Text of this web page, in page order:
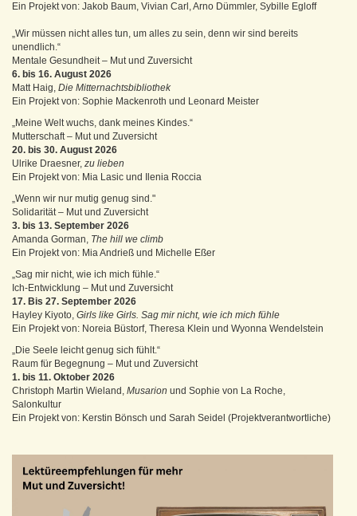
Ein Projekt von: Jakob Baum, Vivian Carl, Arno Dümmler, Sybille Egloff
„Wir müssen nicht alles tun, um alles zu sein, denn wir sind bereits
unendlich.“
Mentale Gesundheit – Mut und Zuversicht
6. bis 16. August 2026
Matt Haig, Die Mitternachtsbibliothek
Ein Projekt von: Sophie Mackenroth und Leonard Meister
„Meine Welt wuchs, dank meines Kindes.“
Mutterschaft – Mut und Zuversicht
20. bis 30. August 2026
Ulrike Draesner, zu lieben
Ein Projekt von: Mia Lasic und Ilenia Roccia
„Wenn wir nur mutig genug sind."
Solidarität – Mut und Zuversicht
3. bis 13. September 2026
Amanda Gorman, The hill we climb
Ein Projekt von: Mia Andrieß und Michelle Eßer
„Sag mir nicht, wie ich mich fühle.“
Ich-Entwicklung – Mut und Zuversicht
17. Bis 27. September 2026
Hayley Kiyoto, Girls like Girls. Sag mir nicht, wie ich mich fühle
Ein Projekt von: Noreia Büstorf, Theresa Klein und Wyonna Wendelstein
„Die Seele leicht genug sich fühlt.“
Raum für Begegnung – Mut und Zuversicht
1. bis 11. Oktober 2026
Christoph Martin Wieland, Musarion und Sophie von La Roche,
Salonkultur
Ein Projekt von: Kerstin Bönsch und Sarah Seidel (Projektverantwortliche)